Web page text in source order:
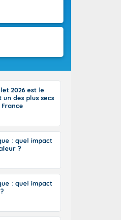
2026 est le
un des plus secs
: quel impact
?
: quel impact